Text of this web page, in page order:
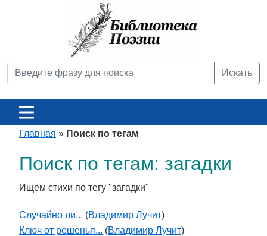
Искать
Главная » Поиск по тегам
Поиск по тегам: загадки
Ищем стихи по тегу "загадки"
Случайно ли... (Владимир Лучит)
Ключ от решенья... (Владимир Лучит)